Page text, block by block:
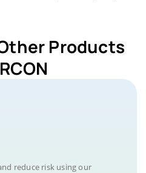
Products
reduce risk using our